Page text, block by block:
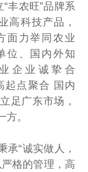
“丰农旺”品牌系
高科技产品，
面力举同农业
位、国内外知
企业诚挚合
起点聚合 国内
足广东市场，
。
“诚实做人，
格的管理，高